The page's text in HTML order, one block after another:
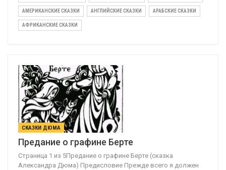
АМЕРИКАНСКИЕ СКАЗКИ АНГЛИЙСКИЕ СКАЗКИ АРАБСКИЕ СКАЗКИ
АФРИКАНСКИЕ СКАЗКИ
СКАЗКИ ДЮМА
Предание о графине Берте
Страница 1 из 5Предание о графине Берте (сказка
Александра Дюма) Предисловие Прежде всего я должен